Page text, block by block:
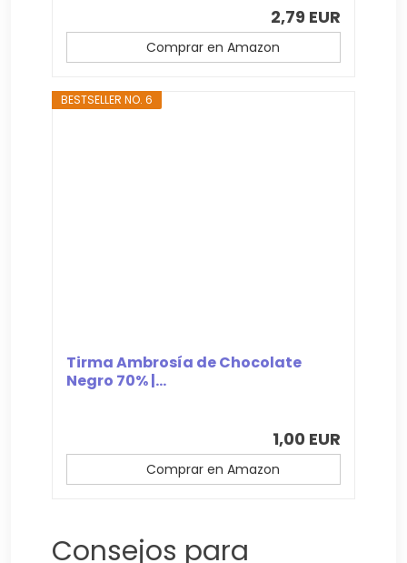
2,79 EUR
Comprar en Amazon
BESTSELLER NO. 6
Tirma Ambrosía de Chocolate
Negro 70% |...
1,00 EUR
Comprar en Amazon
Consejos para